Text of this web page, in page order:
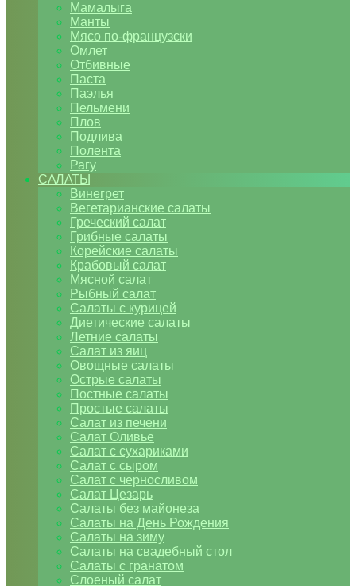
Мамалыга
Манты
Мясо по-французски
Омлет
Отбивные
Паста
Паэлья
Пельмени
Плов
Подлива
Полента
Рагу
САЛАТЫ
Винегрет
Вегетарианские салаты
Греческий салат
Грибные салаты
Корейские салаты
Крабовый салат
Мясной салат
Рыбный салат
Салаты с курицей
Диетические салаты
Летние салаты
Салат из яиц
Овощные салаты
Острые салаты
Постные салаты
Простые салаты
Салат из печени
Салат Оливье
Салат с сухариками
Салат с сыром
Салат с черносливом
Салат Цезарь
Салаты без майонеза
Салаты на День Рождения
Салаты на зиму
Салаты на свадебный стол
Салаты с гранатом
Слоеный салат